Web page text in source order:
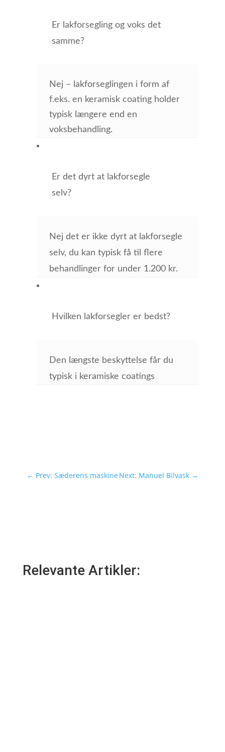
Er lakforsegling og voks det
samme?
Nej – lakforseglingen i form af
f.eks. en keramisk coating holder
typisk længere end en
voksbehandling.
Er det dyrt at lakforsegle
selv?
Nej det er ikke dyrt at lakforsegle
selv, du kan typisk få til flere
behandlinger for under 1.200 kr.
Hvilken lakforsegler er bedst?
Den længste beskyttelse får du
typisk i keramiske coatings
← Prev: Sæderens maskine Next: Manuel Bilvask →
Relevante Artikler: